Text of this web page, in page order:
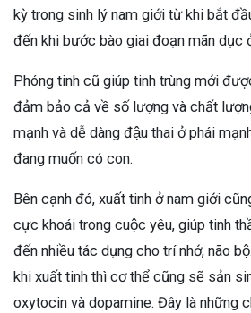
kỳ trong sinh lý nam giới từ khi bắt
đến khi bước bào giai đoạn mãn dục
Phóng tinh cũ giúp tinh trùng mới
đảm bảo cả về số lượng và chất
mạnh và dễ dàng đậu thai ở phái
đang muốn có con.
Bên cạnh đó, xuất tinh ở nam giới
cực khoái trong cuộc yêu, giúp tinh
đến nhiều tác dụng cho trí nhớ, não
khi xuất tinh thì cơ thể cũng sẽ sản
oxytocin và dopamine. Đây là những